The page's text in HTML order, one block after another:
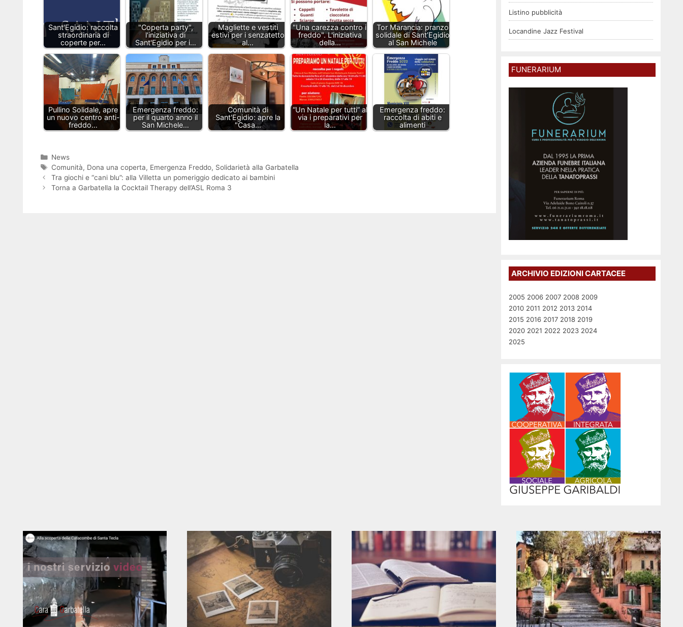
Sant'Egidio: raccolta
straordinaria di
coperte per…
"Coperta party",
l'iniziativa di
Sant'Egidio per i…
Magliette e vestiti
estivi per i senzatetto
al…
"Una carezza contro il
freddo". L'iniziativa
della…
Tor Marancia: pranzo
solidale di Sant’Egidio
al San Michele
Pullino Solidale, apre
un nuovo centro anti-
freddo…
Emergenza freddo:
per il quarto anno il
San Michele…
Comunità di
Sant'Egidio: apre la
"Casa…
“Un Natale per tutti” al
via i preparativi per
la…
Emergenza freddo:
raccolta di abiti e
alimenti
Categorie
News
Tag
Comunità, Dona una coperta, Emergenza Freddo, Solidarietà alla Garbatella
Tra giochi e “cani blu”: alla Villetta un pomeriggio dedicato ai bambini
Torna a Garbatella la Cocktail Therapy dell’ASL Roma 3
Listino pubblicità
Locandine Jazz Festival
FUNERARIUM
ARCHIVIO EDIZIONI CARTACEE
2005 2006 2007 2008 2009
2010 2011 2012 2013 2014
2015 2016 2017 2018 2019
2020 2021 2022 2023 2024
2025